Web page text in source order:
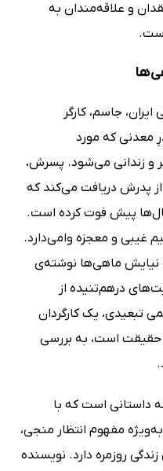
و علاقه‌مندان به
ایران، جاسم، کارگر
معدنی که مورد
و زندانی می‌شود. پسرش،
از پدرش دریافت می‌کند که
پیش فوت کرده است.
غیبی و معجزه وامی‌دارد.
نیایش ماهی‌ها نوشته‌ی
درهم‌تنیده از
تبعیدی، یک کارگردان
حقیقت است، به بررسی
داستانی است که با
مفهوم انتظار منجی،
روزمره دارد. نویسنده